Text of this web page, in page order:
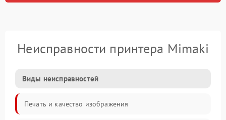
Неисправности принтера Mimaki
Виды неисправностей
Печать и качество изображения